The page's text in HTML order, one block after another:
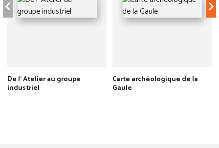
De l' Atelier au groupe
industriel
Carte archéologique de la
Gaule